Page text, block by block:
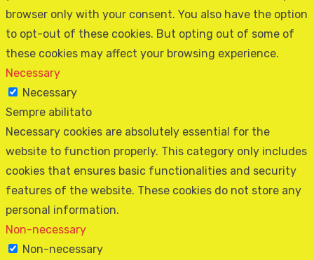
browser only with your consent. You also have the option
to opt-out of these cookies. But opting out of some of
these cookies may affect your browsing experience.
Necessary
Necessary
Sempre abilitato
Necessary cookies are absolutely essential for the
website to function properly. This category only includes
cookies that ensures basic functionalities and security
features of the website. These cookies do not store any
personal information.
Non-necessary
Non-necessary